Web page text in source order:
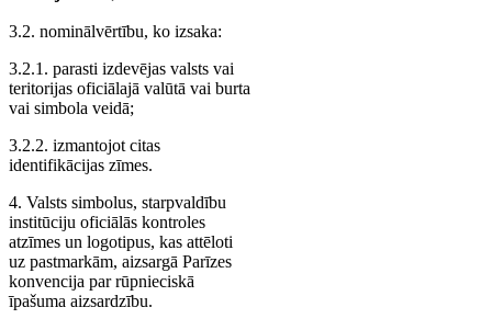
3.2. nominālvērtību, ko izsaka:
3.2.1. parasti izdevējas valsts vai
teritorijas oficiālajā valūtā vai burta
vai simbola veidā;
3.2.2. izmantojot citas
identifikācijas zīmes.
4. Valsts simbolus, starpvaldību
institūciju oficiālās kontroles
atzīmes un logotipus, kas attēloti
uz pastmarkām, aizsargā Parīzes
konvencija par rūpnieciskā
īpašuma aizsardzību.